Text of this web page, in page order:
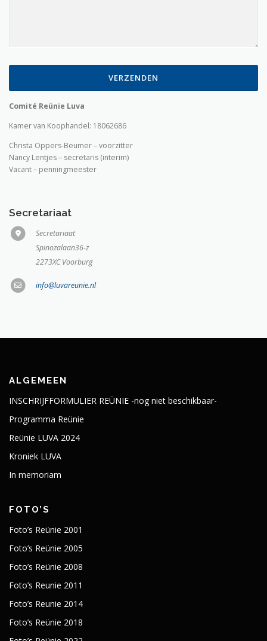
Comité Reünie Luva
Kamer van Koophandel: 18062686
Christa Oppers-Beumer – voorzitter
Nancy Lentjes – secretaris (interim)
Vacant – penningmeester
Secretariaat
Secretariaat
Spinozalaan36-z
2273XC Voorburg
info@luvareunie.nl
ALGEMEEN
INSCHRIJFFORMULIER REÜNIE -nog niet beschikbaar-
Programma Reünie
Reünie LUVA 2024
Kroniek LUVA
In memoriam
FOTO’S
Foto’s Reünie 2001
Foto’s Reünie 2005
Foto’s Reünie 2008
Foto’s Reunie 2011
Foto’s Reunie 2014
Foto’s Reünie 2018